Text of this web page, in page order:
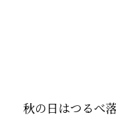
秋の日はつるべ